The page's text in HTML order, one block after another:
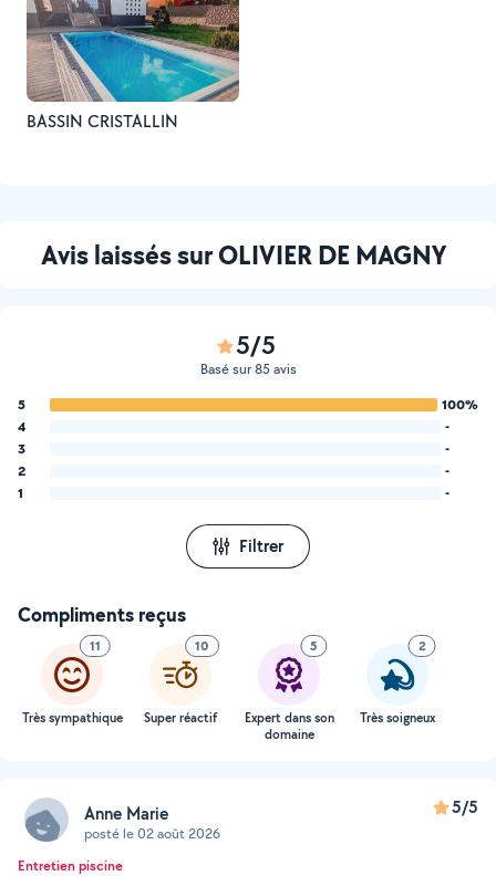
BASSIN CRISTALLIN
Avis laissés sur OLIVIER DE MAGNY
5/5
Basé sur 85 avis
5
100%
4
-
3
-
2
-
1
-
Filtrer
Compliments reçus
11
Très sympathique
10
Super réactif
5
Expert dans son
domaine
2
Très soigneux
Anne Marie
posté le 02 août 2026
5/5
Entretien piscine